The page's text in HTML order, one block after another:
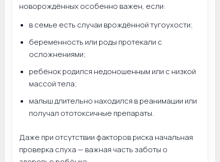
новорождённых особенно важен, если:
в семье есть случаи врождённой тугоухости;
беременность или роды протекали с
осложнениями;
ребёнок родился недоношенным или с низкой
массой тела;
малыш длительно находился в реанимации или
получал ототоксичные препараты.
Даже при отсутствии факторов риска начальная
проверка слуха — важная часть заботы о